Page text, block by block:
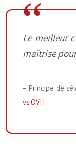
Le meilleur
maîtrise
– Principe de
vs OVH